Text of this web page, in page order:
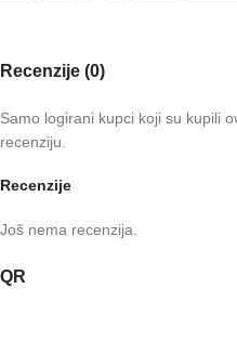
Recenzije (0)
Recenzije
Još nema recenzija.
Samo logirani kupci koji su kupili
recenziju.
QR